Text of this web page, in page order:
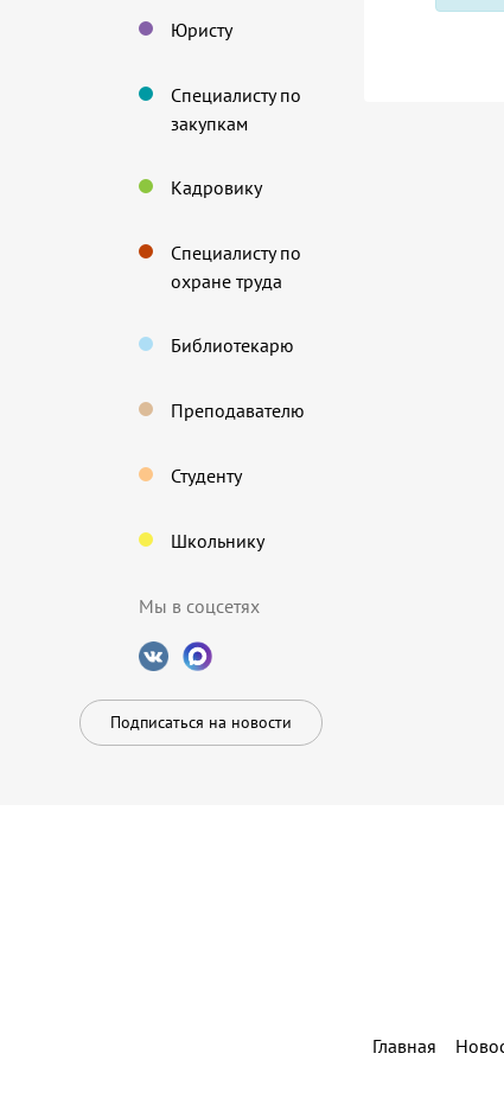
Юристу
Специалисту по
закупкам
Кадровику
Специалисту по
охране труда
Библиотекарю
Преподавателю
Студенту
Школьнику
Мы в соцсетях
Подписаться на новости
Главная